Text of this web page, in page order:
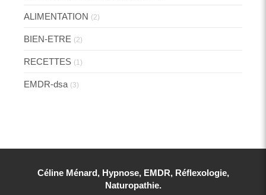
ALIMENTATION (2)
BIEN-ETRE (2)
RECETTES (1)
EMDR-dsa (3)
Céline Ménard, Hypnose, EMDR, Réflexologie,
Naturopathie.